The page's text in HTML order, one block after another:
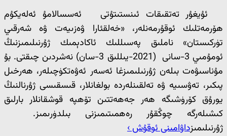
ئۇيغۇر تەتقىقات ئىنستىتۇتى ئەسسالامۇ ئەلەيكۇم
ھۆرمەتلىك ئوقۇرمەنلەر، «خەلقئارا ۋەزىيەت ۋە شەرقىي
تۈركىستان» ناملىق پەسىللىك ئاكادېمىك ژۇرنىلىمىزنىڭ
ئومۇمىي 3-سانى (2021-يىللىق 3-سان) نەشردىن چىقتى. بۇ
مۇناسىۋەت بىلەن ژۇرنىلىمىزغا ئەسەر ئەۋەتكۈچىلەر، ھەرخىل
پىكىر، تەۋسىيە ۋە تەلقىنلەردە بولغانلار، قىسقىسى ژۇرنالنىڭ
يورۇق كۆرۈشىگە ھەر جەھەتتىن تۆھپە قوشقانلار بارلىق
كىشىلەرگە چوڭقۇر رەھمىتىمىزنى بىلدۈرىمىز.
ژۇرنىلىمىزداۋامىنى ئوقۇش ›